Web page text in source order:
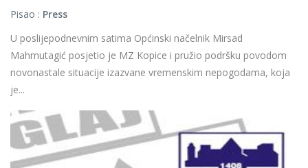
Pisao : Press
U poslijepodnevnim satima Općinski načelnik Mirsad
Mahmutagić posjetio je MZ Kopice i pružio podršku povodom
novonastale situacije izazvane vremenskim nepogodama, koja
je...
Više...